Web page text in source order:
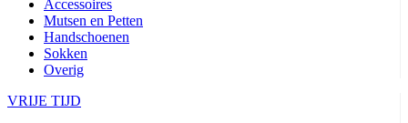
Accessoires
Mutsen en Petten
Handschoenen
Sokken
Overig
VRIJE TIJD